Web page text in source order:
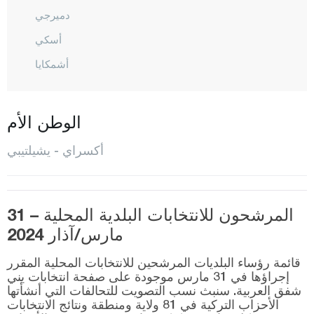
دميرجي
أسكي
أشمكايا
غولبينار
هيلفاديرا
المركز
أورطاكوي
صاغلق
ساراتلي
ساراياهشي
الوطن الأم
أكسراي - يشيلتيبي
المرشحون للانتخابات البلدية المحلية – 31
مارس/آذار 2024
قائمة رؤساء البلديات المرشحين للانتخابات المحلية المقرر
إجراؤها في 31 مارس موجودة على صفحة انتخابات يني
شفق العربية. سنبث نسب التصويت للتحالفات التي أنشأتها
الأحزاب التركية في 81 ولاية ومنطقة ونتائج الانتخابات